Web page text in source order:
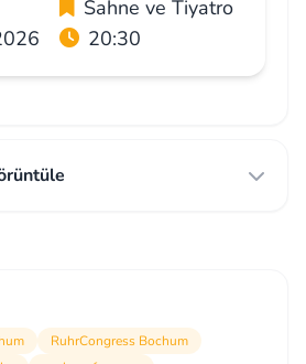
Sahne ve Tiyatro
20:30
RuhrCongress Bochum